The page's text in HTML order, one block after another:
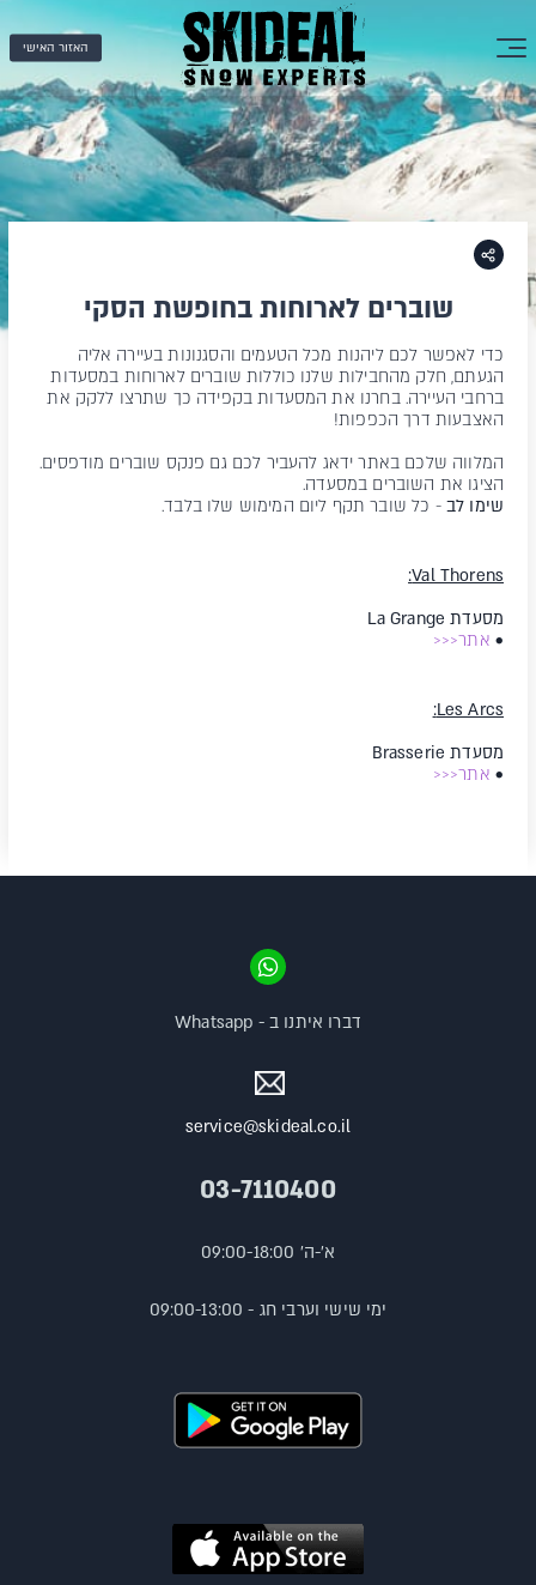
האזור האישי
שוברים לארוחות בחופשת הסקי
כדי לאפשר לכם ליהנות מכל הטעמים והסגנונות בעיירה אליה
הגעתם, חלק מהחבילות שלנו כוללות שוברים לארוחות במסעדות
ברחבי העיירה. בחרנו את המסעדות בקפידה כך שתרצו ללקק את
האצבעות דרך הכפפות!
המלווה שלכם באתר ידאג להעביר לכם גם פנקס שוברים מודפסים.
הציגו את השוברים במסעדה.
שימו לב - כל שובר תקף ליום המימוש שלו בלבד.
Val Thorens:
מסעדת La Grange
• אתר<<<
Les Arcs:
מסעדת Brasserie
• אתר<<<
service@skideal.co.il
03-7110400
א'-ה' 09:00-18:00
ימי שישי וערבי חג - 09:00-13:00
דברו איתנו ב - Whatsapp